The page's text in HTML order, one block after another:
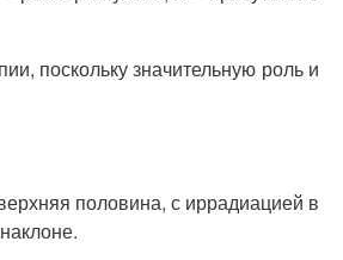
поскольку значительную роль и
половина, с иррадиацией в